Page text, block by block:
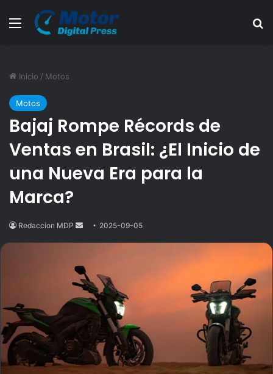
Menú
Inicio / Motos
Motos
Bajaj Rompe Récords de
Ventas en Brasil: ¿El Inicio de
una Nueva Era para la
Marca?
Redaccion MDP
Send2025-09-05